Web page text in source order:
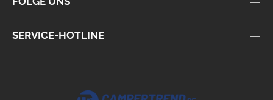
SERVICE-HOTLINE